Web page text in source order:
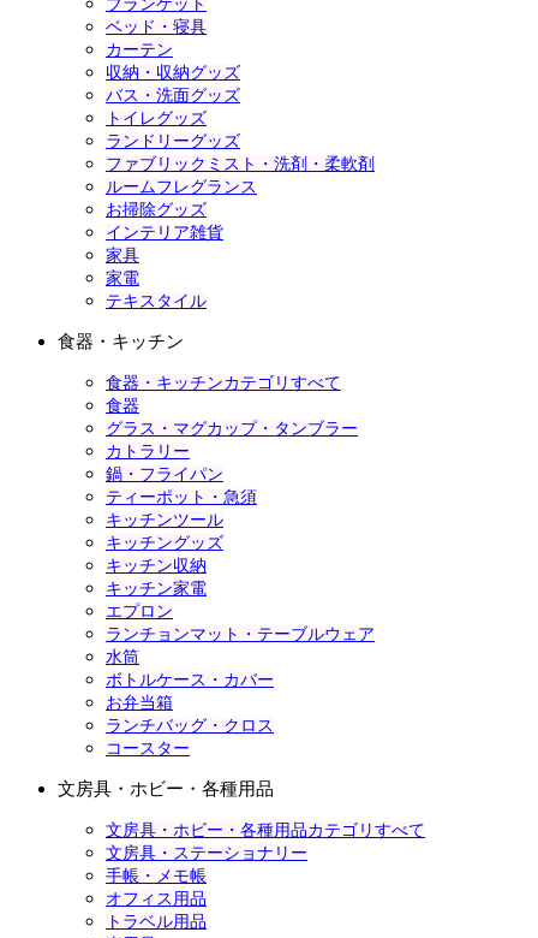
ブランケット
ベッド・寝具
カーテン
収納・収納グッズ
バス・洗面グッズ
トイレグッズ
ランドリーグッズ
ファブリックミスト・洗剤・柔軟剤
ルームフレグランス
お掃除グッズ
インテリア雑貨
家具
家電
テキスタイル
食器・キッチン
食器・キッチンカテゴリすべて
食器
グラス・マグカップ・タンブラー
カトラリー
鍋・フライパン
ティーポット・急須
キッチンツール
キッチングッズ
キッチン収納
キッチン家電
エプロン
ランチョンマット・テーブルウェア
水筒
ボトルケース・カバー
お弁当箱
ランチバッグ・クロス
コースター
文房具・ホビー・各種用品
文房具・ホビー・各種用品カテゴリすべて
文房具・ステーショナリー
手帳・メモ帳
オフィス用品
トラベル用品